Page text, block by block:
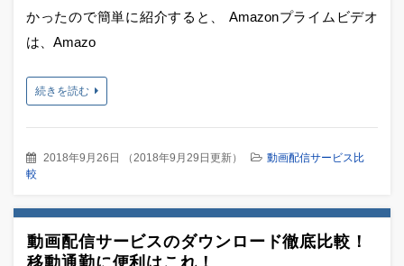
かったので簡単に紹介すると、 Amazonプライムビデオ
は、Amazo
続きを読む
2018年9月26日 （2018年9月29日更新）
動画配信サービス比
較
動画配信サービスのダウンロード徹底比較！
移動通勤に便利はこれ！